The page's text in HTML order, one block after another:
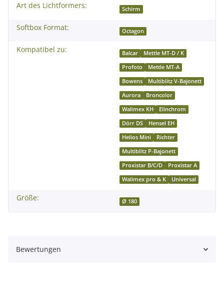
Schirmstange: Ø 0,8cm
1x proxistar Schirmsoftbox Durchlicht
*Bitte beachten Sie, dass der auf dem Foto abgebildete
Blitz, Stativ nicht zum Lieferumfang gehört und separat
Art des Lichtformers: Schirm
Softbox Format: Octagon
Kompatibel zu: Balcar
Mettle MT-D / K
Profoto
Mettle MT-A
Bowens
Multiblitz V-Bajonett
Aurora
Broncolor
Walimex KH
Elinchrom
Dörr DS
Hensel EH
Helios Mini
Richter
Multiblitz P-Bajonett
Proxistar B/C/D
Proxistar A
Walimex pro & K
Universal
Größe: Ø 180
Bewertungen